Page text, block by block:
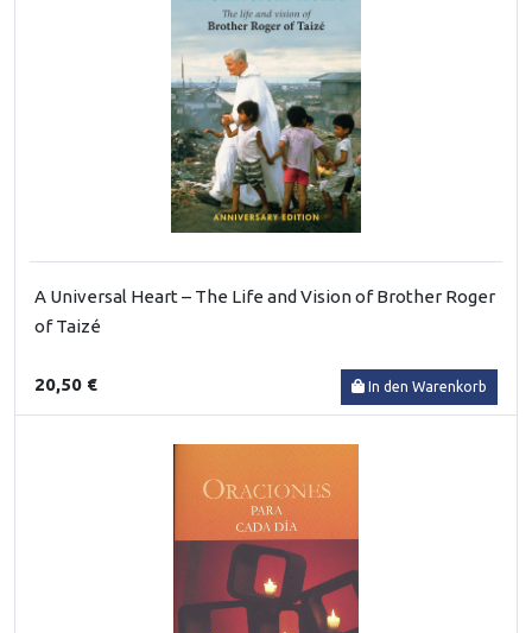
A Universal Heart – The Life and Vision of Brother Roger
of Taizé
20,50 € In den Warenkorb